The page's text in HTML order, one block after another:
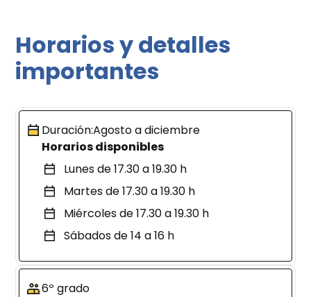
Horarios y detalles
importantes
Duración:Agosto a diciembre
Horarios disponibles
Lunes de 17.30 a 19.30 h
Martes de 17.30 a 19.30 h
Miércoles de 17.30 a 19.30 h
Sábados de 14 a 16 h
6º grado